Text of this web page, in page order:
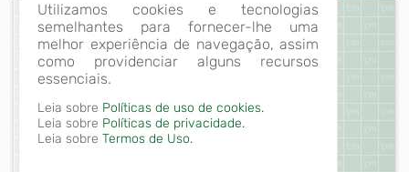
Utilizamos cookies e tecnologias
semelhantes para fornecer-lhe uma
melhor experiência de navegação, assim
como providenciar alguns recursos
essenciais.
Leia sobre Políticas de uso de cookies.
Leia sobre Políticas de privacidade.
Leia sobre Termos de Uso.